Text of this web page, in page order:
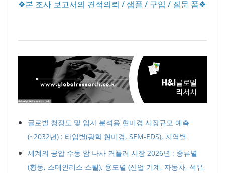
❖본 조사 보고서의 견적의뢰 / 샘플 / 구입 / 질문 폼❖
글로벌 청정도 및 입자 분석용 현미경 시장규모 예측
(~2032년) : 타입별(광학 현미경, SEM-EDS), 지역별
세계의 공압 수동 암 나사 커플러 시장 2026년 : 종류별
(황동, 스테인리스 스틸), 용도별 (산업 기계, 자동차, 석유,